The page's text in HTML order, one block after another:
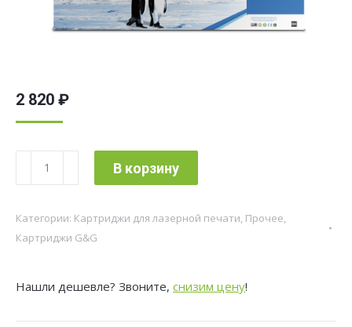
2 820 ₽
Количество
товара
лазерный
G&G
106R04348
В корзину
Категории: Картриджи для лазерной печати, Прочее,
Картриджи G&G
Нашли дешевле? Звоните, снизим цену!